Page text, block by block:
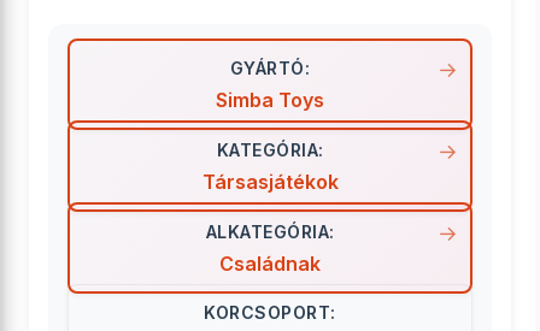
GYÁRTÓ:
Simba Toys
KATEGÓRIA:
Társasjátékok
ALKATEGÓRIA:
Családnak
KORCSOPORT: